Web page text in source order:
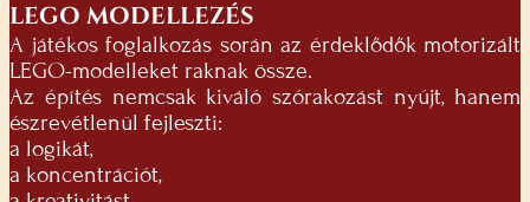
LEGO MODELLEZÉS
A játékos foglalkozás során az érdeklődők motorizált
LEGO-modelleket raknak össze.
Az építés nemcsak kiváló szórakozást nyújt, hanem
észrevétlenül fejleszti:
a logikát,
a koncentrációt,